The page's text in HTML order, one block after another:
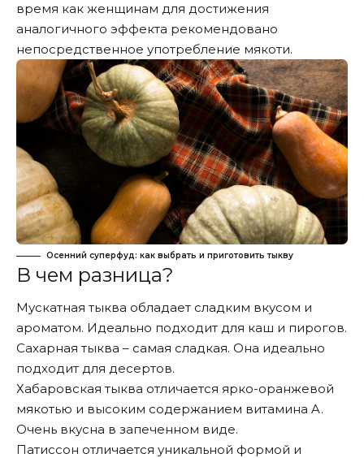
время как женщинам для достижения
аналогичного эффекта рекомендовано
непосредственное употребление мякоти.
Осенний суперфуд: как выбрать и приготовить тыкву
В чем разница?
Мускатная тыква обладает сладким вкусом и
ароматом. Идеально подходит для каш и пирогов.
Сахарная тыква – самая сладкая. Она идеально
подходит для десертов.
Хабаровская тыква отличается ярко-оранжевой
мякотью и высоким содержанием витамина A.
Очень вкусна в запеченном виде.
Патиссон отличается уникальной формой и